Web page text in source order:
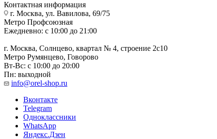
Контактная информация
г. Москва, ул. Вавилова, 69/75
Метро Профсоюзная
Ежедневно: с 10:00 до 21:00
г. Москва, Солнцево, квартал № 4, строение 2с10
Метро Румянцево, Говорово
Вт-Вс: с 10:00 до 20:00
Пн: выходной
info@orel-shop.ru
Вконтакте
Telegram
Одноклассники
WhatsApp
Яндекс.Дзен